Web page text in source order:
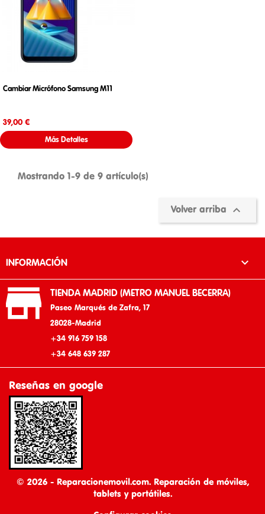
Cambiar Micrófono Samsung M11
39,00 €
Más Detalles
Mostrando 1-9 de 9 artículo(s)
Volver arriba 
INFORMACIÓN 
 TIENDA MADRID (METRO MANUEL BECERRA)
Paseo Marqués de Zafra, 17
28028-Madrid
+34 916 759 158
+34 648 639 287
Reseñas en google
© 2026 - Reparacionemovil.com. Reparación de móviles,
tablets y portátiles.